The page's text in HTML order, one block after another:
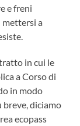
e freni
mettersi a
in cui le
a Corso di
in modo
breve, diciamo
ecopass